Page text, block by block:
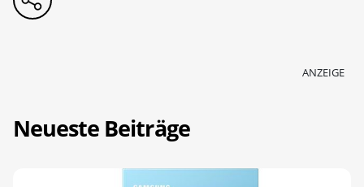
ANZEIGE
Neueste Beiträge